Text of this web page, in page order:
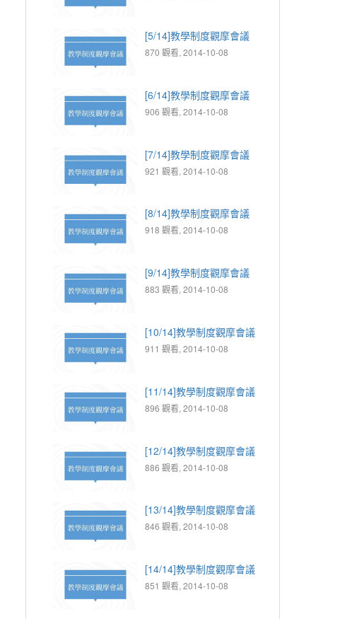
[5/14]教學制度觀摩會議
870 觀看, 2014-10-08
[6/14]教學制度觀摩會議
906 觀看, 2014-10-08
[7/14]教學制度觀摩會議
921 觀看, 2014-10-08
[8/14]教學制度觀摩會議
918 觀看, 2014-10-08
[9/14]教學制度觀摩會議
883 觀看, 2014-10-08
[10/14]教學制度觀摩會議
911 觀看, 2014-10-08
[11/14]教學制度觀摩會議
896 觀看, 2014-10-08
[12/14]教學制度觀摩會議
886 觀看, 2014-10-08
[13/14]教學制度觀摩會議
846 觀看, 2014-10-08
[14/14]教學制度觀摩會議
851 觀看, 2014-10-08